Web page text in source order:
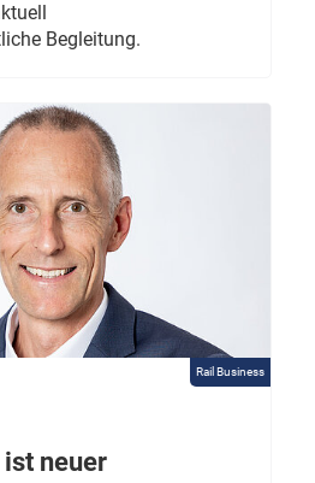
Begleitung.
Rail Business
ist neuer